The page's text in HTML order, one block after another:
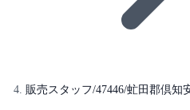
販売スタッフ/47446/虻田郡倶知